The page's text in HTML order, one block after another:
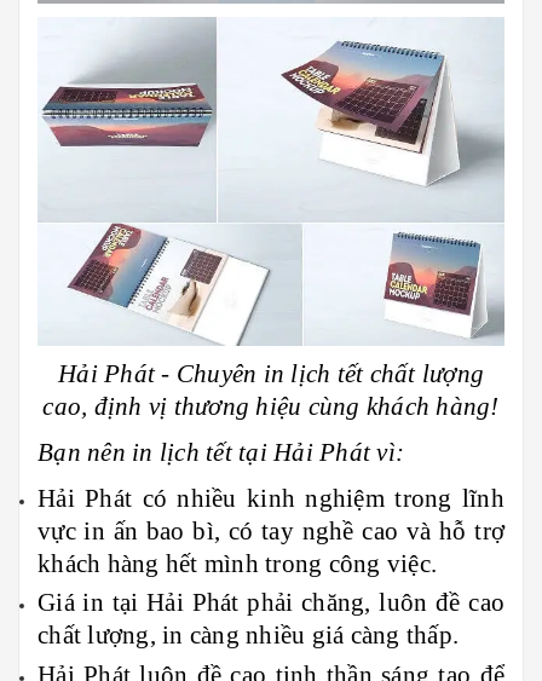
Hải Phát - Chuyên in lịch tết chất lượng
cao, định vị thương hiệu cùng khách hàng!
Bạn nên in lịch tết tại Hải Phát vì:
Hải Phát có nhiều kinh nghiệm trong lĩnh
vực in ấn bao bì, có tay nghề cao và hỗ trợ
khách hàng hết mình trong công việc.
Giá in tại Hải Phát phải chăng, luôn đề cao
chất lượng, in càng nhiều giá càng thấp.
Hải Phát luôn đề cao tinh thần sáng tạo để